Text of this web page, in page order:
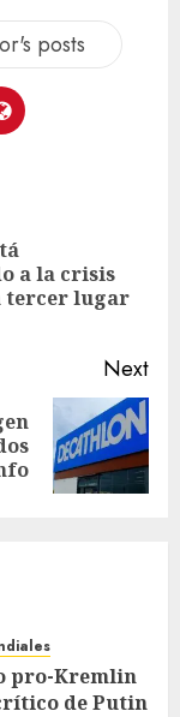
posts
a la crisis
tercer lugar
Next
pro-Kremlin
de Putin